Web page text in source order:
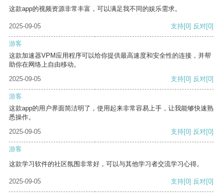
这款app的视频资源非常丰富，可以满足我不同的娱乐需求。
2025-09-05 支持[0] 反对[0]
游客
这款加速器VPM应用程序可以给你提供最高速度和安全性的连接，并帮
助你在网络上自由移动。
2025-09-05
支持[0] 反对[0]
游客
这款app的用户界面简洁明了，使用起来非常容易上手，让我能够快速熟
悉操作。
2025-09-05
支持[0] 反对[0]
游客
这款学习软件的社区氛围非常好，可以与其他学习者交流学习心得。
2025-09-05 支持[0] 反对[0]